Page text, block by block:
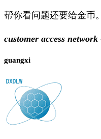
帮你看问题还要给金币。
customer access
guangxi